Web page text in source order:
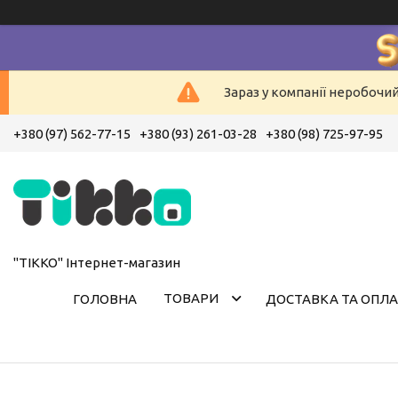
Зараз у компанії
+380 (97) 562-77-15 +380 (93) 261-03-28 +380 (98) 725-97-95
"ТІККО" Інтернет-магазин
ГОЛОВНА ТОВАРИ ДОСТАВКА ТА